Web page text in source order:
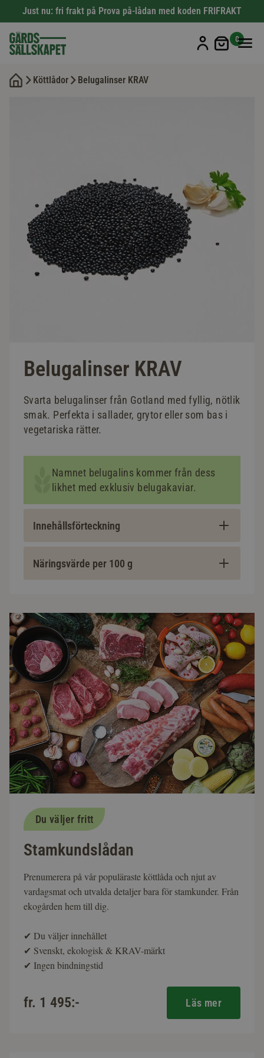
Just nu: fri frakt på Prova på-lådan med koden FRIFRAKT
Min
0
Köttlådor Belugalinser KRAV
Belugalinser KRAV
Svarta belugalinser från Gotland med fyllig, nötlik
smak. Perfekta i sallader, grytor eller som bas i
vegetariska rätter.
Namnet belugalins kommer från dess
likhet med exklusiv belugakaviar.
Innehållsförteckning
Näringsvärde per 100 g
Du väljer fritt
Stamkundslådan
Prenumerera på vår populäraste köttlåda och njut av
vardagsmat och utvalda detaljer bara för stamkunder. Från
ekogården hem till dig.
✔ Du väljer innehållet
✔ Svenskt, ekologisk & KRAV-märkt
✔ Ingen bindningstid
fr. 1 495:- Läs mer